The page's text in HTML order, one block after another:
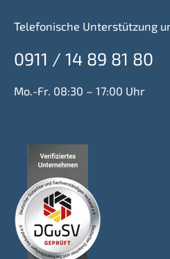
Telefonische Unterstützung
0911 / 14 89 81 80
Mo.-Fr. 08:30 – 17:00 Uhr